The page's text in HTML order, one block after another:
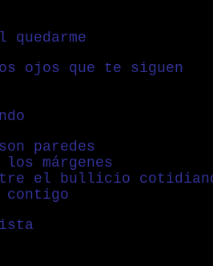
quedarme
ojos que te siguen
paredes
los márgenes
el bullicio
contigo